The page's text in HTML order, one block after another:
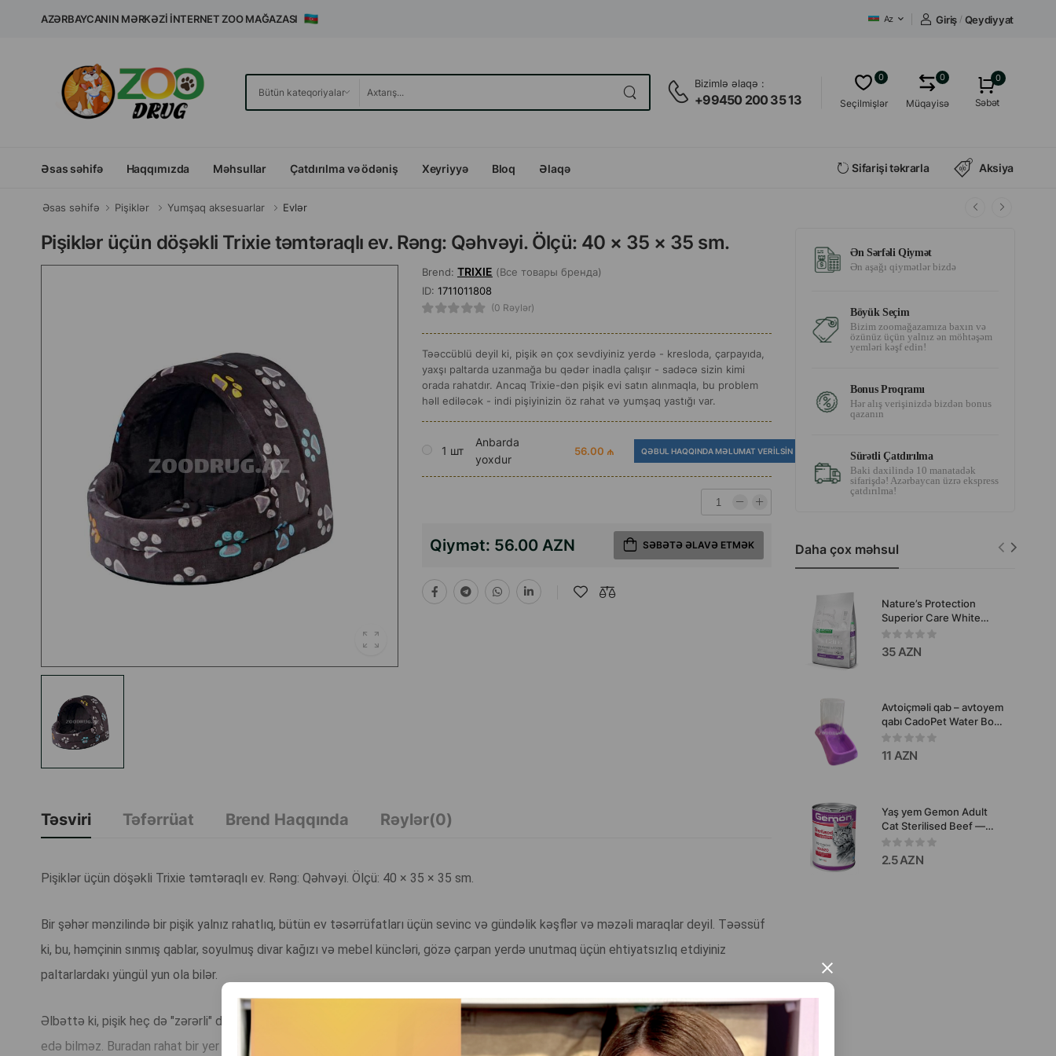
×
AZƏRBAYCANIN MƏRKƏZI İNTERNET ZOO MAĞAZASI Az Giriş / Qeydiyyat
Bizimlə əlaqə :
+99450 200 35 13 Seçilmişlər
0
Müqayisə
0 0
Səbət
Əsas səhifə Haqqımızda Məhsullar Çatdırılma və ödəniş Xeyriyyə Bloq Əlaqə Sifarişi təkrarla Aksiya
Əsas səhifə Pişiklər Yumşaq aksesuarlar Evlər
Pişiklər üçün döşəkli Trixie təmtəraqlı ev. Rəng: Qəhvəyi. Ölçü: 40 × 35 × 35 sm.
Brend: TRIXIE (Все товары бренда)
ID: 1711011808
(0 Rəylər)
Təəccüblü deyil ki, pişik ən çox sevdiyiniz yerdə - kresloda, çarpayıda,
yaxşı paltarda uzanmağa bu qədər inadla çalışır - sadəcə sizin kimi
orada rahatdır. Ancaq Trixie-dən pişik evi satın alınmaqla, bu problem
həll ediləcək - indi pişiyinizin öz rahat və yumşaq yastığı var.
1 шт
Anbarda
yoxdur
56.00 ₼ QƏBUL HAQQINDA MƏLUMAT VERILSIN
Qiymət: 56.00 AZN SƏBƏTƏ ƏLAVƏ ETMƏK
Təsviri Təfərrüat Brend Haqqında Rəylər(0)
Pişiklər üçün döşəkli Trixie təmtəraqlı ev. Rəng: Qəhvəyi. Ölçü: 40 × 35 × 35 sm.
Bir şəhər mənzilində bir pişik yalnız rahatlıq, bütün ev təsərrüfatları üçün sevinc və gündəlik kəşflər və məzəli maraqlar deyil. Təəssüf
ki, bu, həmçinin sınmış qablar, soyulmuş divar kağızı və mebel küncləri, gözə çarpan yerdə unutmaq üçün ehtiyatsızlıq etdiyiniz
paltarlardakı yüngül yun ola bilər.
Əlbəttə ki, pişik heç də "zərərli" deyil - sadəcə olaraq, insanlar kimi, öz şəxsi küncünə ehtiyacı var və o, bütün mənzilinizi belə qəbul
edə bilməz. Buradan rahat bir yer üçün daimi axtarış gəlir - pişik üçün əlverişli, lakin bəzən sizin üçün olduqca əlverişsizdir.
Ən Sərfəli Qiymət
Ən aşağı qiymətlər bizdə
Böyük Seçim
Bizim zoomağazamıza baxın və
özünüz üçün yalnız ən möhtəşəm
yemləri kəşf edin!
Bonus Proqramı
Hər alış verişinizdə bizdən bonus
qazanın
Sürətli Çatdırılma
Baki daxilində 10 manatadək
sifarişdə! Azərbaycan üzrə ekspress
çatdırılma!
Daha çox məhsul
Nature’s Protection
Superior Care White
Dogs Junior Grain Free —
bütün cinslərdən olan
balaca itlər (küçüklər)
35 AZN
Avtoiçməli qab – avtoyem
qabı CadoPet Water Bowl
itlər və pişiklər üçün.
Rəng: bənövşəyi. Həcm:
1750 ml.
11 AZN
Yaş yem Gemon Adult
Cat Sterilised Beef —
böyüklər üçün,
qısırlaşdırılmış pişiklər və
sterilizasiya olunmuş
2.5 AZN